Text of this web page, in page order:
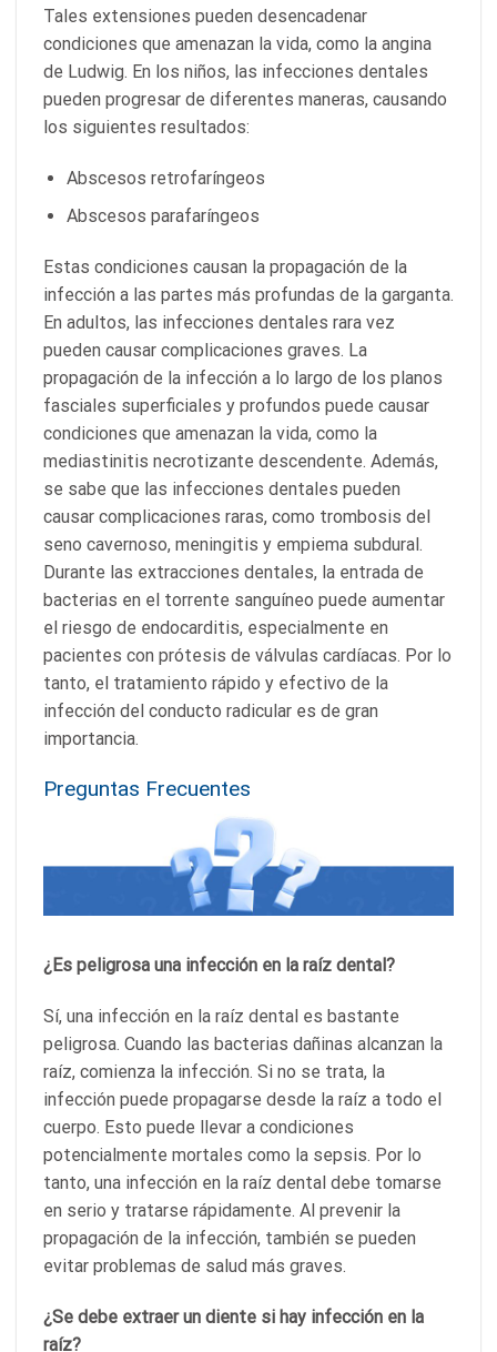
Tales extensiones pueden desencadenar
condiciones que amenazan la vida, como la angina
de Ludwig. En los niños, las infecciones dentales
pueden progresar de diferentes maneras, causando
los siguientes resultados:
Abscesos retrofaríngeos
Abscesos parafaríngeos
Estas condiciones causan la propagación de la
infección a las partes más profundas de la garganta.
En adultos, las infecciones dentales rara vez
pueden causar complicaciones graves. La
propagación de la infección a lo largo de los planos
fasciales superficiales y profundos puede causar
condiciones que amenazan la vida, como la
mediastinitis necrotizante descendente. Además,
se sabe que las infecciones dentales pueden
causar complicaciones raras, como trombosis del
seno cavernoso, meningitis y empiema subdural.
Durante las extracciones dentales, la entrada de
bacterias en el torrente sanguíneo puede aumentar
el riesgo de endocarditis, especialmente en
pacientes con prótesis de válvulas cardíacas. Por lo
tanto, el tratamiento rápido y efectivo de la
infección del conducto radicular es de gran
importancia.
Preguntas Frecuentes
¿Es peligrosa una infección en la raíz dental?
Sí, una infección en la raíz dental es bastante
peligrosa. Cuando las bacterias dañinas alcanzan la
raíz, comienza la infección. Si no se trata, la
infección puede propagarse desde la raíz a todo el
cuerpo. Esto puede llevar a condiciones
potencialmente mortales como la sepsis. Por lo
tanto, una infección en la raíz dental debe tomarse
en serio y tratarse rápidamente. Al prevenir la
propagación de la infección, también se pueden
evitar problemas de salud más graves.
¿Se debe extraer un diente si hay infección en la
raíz?